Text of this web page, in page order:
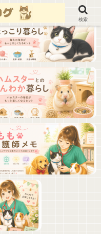
検索